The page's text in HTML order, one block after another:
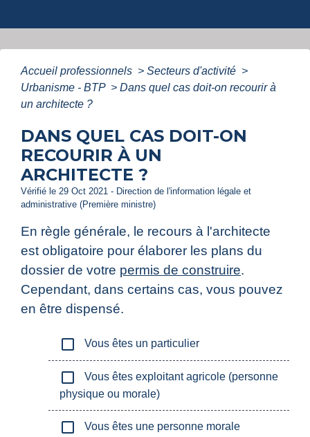
Accueil professionnels > Secteurs d'activité >
Urbanisme - BTP > Dans quel cas doit-on recourir à
un architecte ?
DANS QUEL CAS DOIT-ON
RECOURIR À UN
ARCHITECTE ?
Vérifié le 29 Oct 2021 - Direction de l'information légale et
administrative (Première ministre)
En règle générale, le recours à l'architecte
est obligatoire pour élaborer les plans du
dossier de votre permis de construire.
Cependant, dans certains cas, vous pouvez
en être dispensé.
check_box_outline_blank Vous êtes un particulier
check_box_outline_blank
Vous êtes exploitant agricole (personne
physique ou morale)
check_box_outline_blank Vous êtes une personne morale